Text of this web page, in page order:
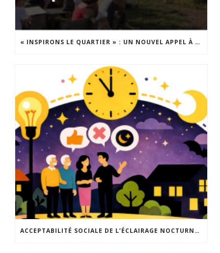
« INSPIRONS LE QUARTIER » : UN NOUVEL APPEL À PROJETS EST LANCÉ !
ACCEPTABILITÉ SOCIALE DE L’ÉCLAIRAGE NOCTURNE : LE REPLAY EST DISPONIBLE